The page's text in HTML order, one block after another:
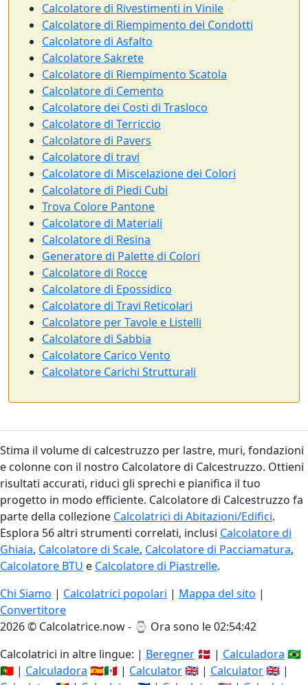
Calcolatore di Rivestimenti in Vinile
Calcolatore di Riempimento dei Condotti
Calcolatore di Asfalto
Calcolatore Sakrete
Calcolatore di Riempimento Scatola
Calcolatore di Cemento
Calcolatore dei Costi di Trasloco
Calcolatore di Terriccio
Calcolatore di Pavers
Calcolatore di travi
Calcolatore di Miscelazione dei Colori
Calcolatore di Piedi Cubi
Trova Colore Pantone
Calcolatore di Materiali
Calcolatore di Resina
Generatore di Palette di Colori
Calcolatore di Rocce
Calcolatore di Epossidico
Calcolatore di Travi Reticolari
Calcolatore per Tavole e Listelli
Calcolatore di Sabbia
Calcolatore Carico Vento
Calcolatore Carichi Strutturali
Stima il volume di calcestruzzo per lastre, muri, fondazioni
e colonne con il nostro Calcolatore di Calcestruzzo. Ottieni
risultati accurati, riduci gli sprechi e pianifica il tuo
progetto in modo efficiente. Calcolatore di Calcestruzzo fa
parte della collezione Calcolatrici di Abitazioni/Edifici.
Esplora 56 altri strumenti correlati, inclusi Calcolatore di
Ghiaia, Calcolatore di Scale, Calcolatore di Pacciamatura,
Calcolatore BTU e Calcolatore di Piastrelle.
Chi Siamo | Calcolatrici popolari | Mappa del sito |
Convertitore
2026 © Calcolatrice.now - ⌚ Ora sono le 02:54:42
Calcolatrici in altre lingue: | Beregner 🇩🇰 | Calculadora 🇧🇷
🇵🇹 | Calculadora 🇪🇸🇲🇽 | Calculator🇬🇧 | Calculator🇬🇧 |